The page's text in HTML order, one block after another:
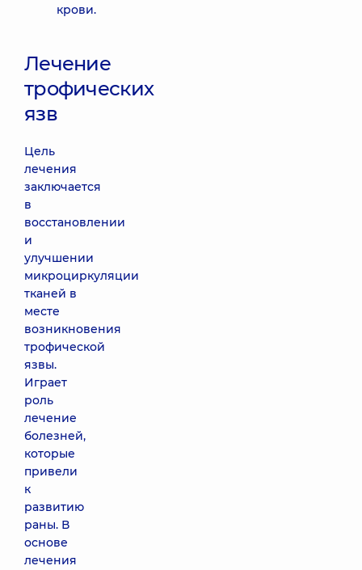
крови.
Лечение
трофических
язв
Цель
лечения
заключается
в
восстановлении
и
улучшении
микроциркуляции
тканей в
месте
возникновения
трофической
язвы.
Играет
роль
лечение
болезней,
которые
привели
к
развитию
раны. В
основе
лечения